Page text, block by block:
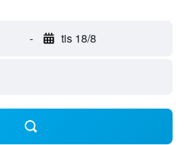
- tis 18/8